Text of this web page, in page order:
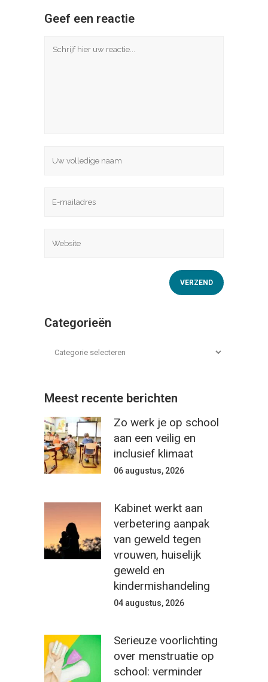
Geef een reactie
Categorieën
Meest recente berichten
Zo werk je op school
aan een veilig en
inclusief klimaat
06 augustus, 2026
Kabinet werkt aan
verbetering aanpak
van geweld tegen
vrouwen, huiselijk
geweld en
kindermishandeling
04 augustus, 2026
Serieuze voorlichting
over menstruatie op
school: verminder